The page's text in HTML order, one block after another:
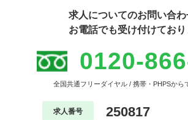
求人についてのお問い合わ
お電話でも受け付けてお
0120-
全国共通フリーダイヤル / 携帯・PHPSから
求人番号 250817